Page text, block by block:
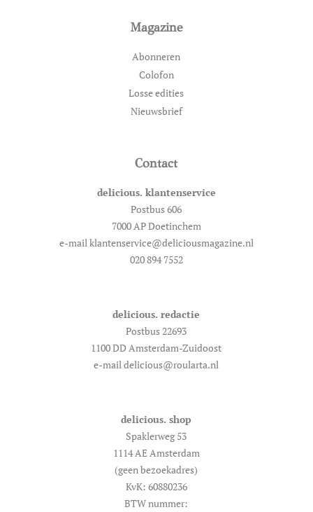
Magazine
Abonneren
Colofon
Losse edities
Nieuwsbrief
Contact
delicious. klantenservice
Postbus 606
7000 AP Doetinchem
e-mail klantenservice@deliciousmagazine.nl
020 894 7552
delicious. redactie
Postbus 22693
1100 DD Amsterdam-Zuidoost
e-mail delicious@roularta.nl
delicious. shop
Spaklerweg 53
1114 AE Amsterdam
(geen bezoekadres)
KvK: 60880236
BTW nummer: